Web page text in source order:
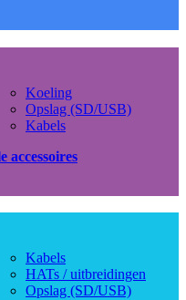
Koeling
Opslag (SD/USB)
Kabels
accessoires
Kabels
HATs / uitbreidingen
Opslag (SD/USB)